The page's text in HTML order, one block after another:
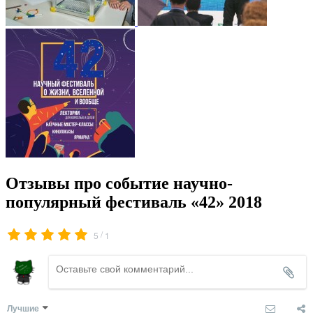
Отзывы про событие научно-
популярный фестиваль «42» 2018
5 / 1
Лучшие